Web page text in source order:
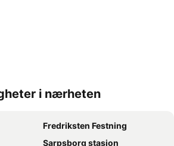
i nærheten
Fredriksten Festning
Sarpsborg stasjon